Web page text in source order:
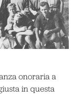
onoraria a
in questa